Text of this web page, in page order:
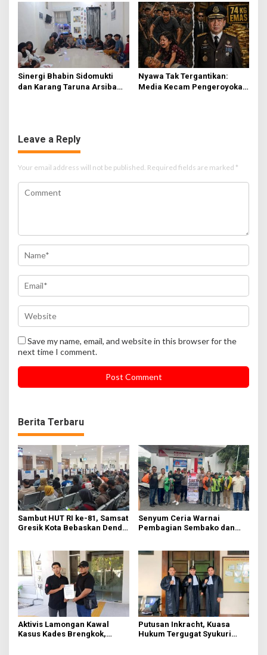
Terima Resmi
Sinergi Bhabin Sidomukti
dan Karang Taruna Arsiba
Nyawa Tak Tergantikan:
Media Kecam Pengeroyokan
Leave a Reply
Your email address will not be published. Required fields are marked *
Save my name, email, and website in this browser for the
next time I comment.
Berita Terbaru
Sambut HUT RI ke-81, Samsat
Gresik Kota Bebaskan Denda
Senyum Ceria Warnai
Pembagian Sembako dan
Aktivis Lamongan Kawal
Kasus Kades Brengkok,
Putusan Inkracht, Kuasa
Hukum Tergugat Syukuri